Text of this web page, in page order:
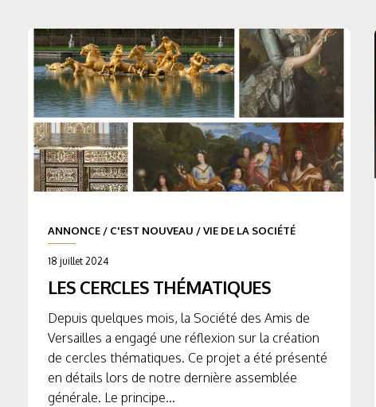
ANNONCE / C'EST NOUVEAU /VIE DE LA SOCIÉTÉ
18 juillet 2024
LES CERCLES THÉMATIQUES
Depuis quelques mois, la Société des Amis de
Versailles a engagé une réflexion sur la création
de cercles thématiques. Ce projet a été présenté
en détails lors de notre dernière assemblée
générale. Le principe...